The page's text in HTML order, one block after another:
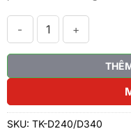
SKU: TK-D240/D340